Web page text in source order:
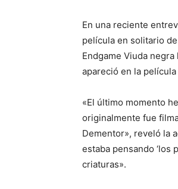
En una reciente
película en solitario
Endgame Viuda
apareció en la
«El último momento
originalmente fue
Dementor», reveló la
estaba pensando ‘los
criaturas».